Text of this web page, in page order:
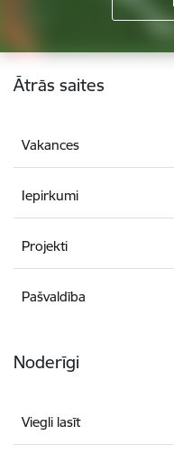
Kājene
Ātrās saites
Vakances
Iepirkumi
Projekti
Pašvaldība
Noderīgi
Viegli lasīt